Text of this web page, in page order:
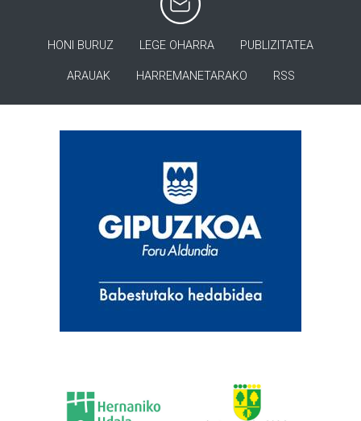
HONI BURUZ LEGE OHARRA PUBLIZITATEA
ARAUAK HARREMANETARAKO RSS